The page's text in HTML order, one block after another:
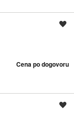
Cena po dogovoru